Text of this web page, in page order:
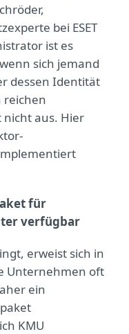
bei ESET
ist es
sich jemand
dessen Identität
reichen
nicht aus. Hier
für
verfügbar
erweist sich in
Unternehmen oft
ein
KMU